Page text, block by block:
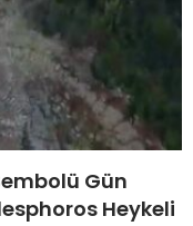
Gün
Heykeli